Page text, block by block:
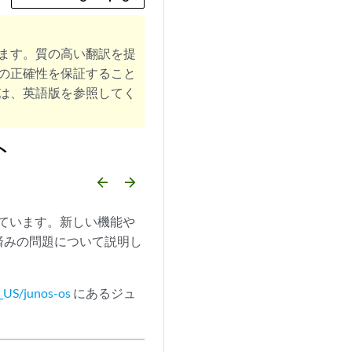
す。質の高い翻訳を提
正確性を保証すること
、英語版を参照してく
arrow_backward arrow_forward
います。新しい機能や
の問題について説明し
junos-os にあるジュ